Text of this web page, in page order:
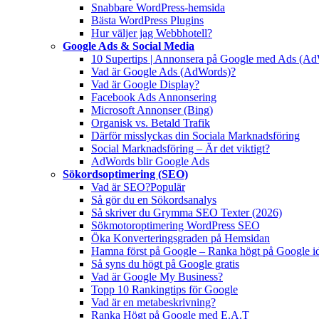
Snabbare WordPress-hemsida
Bästa WordPress Plugins
Hur väljer jag Webbhotell?
Google Ads & Social Media
10 Supertips | Annonsera på Google med Ads
Vad är Google Ads (AdWords)?
Vad är Google Display?
Facebook Ads Annonsering
Microsoft Annonser (Bing)
Organisk vs. Betald Trafik
Därför misslyckas din Sociala Marknadsföring
Social Marknadsföring – Är det viktigt?
AdWords blir Google Ads
Sökordsoptimering (SEO)
Vad är SEO?Populär
Så gör du en Sökordsanalys
Så skriver du Grymma SEO Texter (2026)
Sökmotoroptimering WordPress SEO
Öka Konverteringsgraden på Hemsidan
Hamna först på Google – Ranka högt på Google
Så syns du högt på Google gratis
Vad är Google My Business?
Topp 10 Rankingtips för Google
Vad är en metabeskrivning?
Ranka Högt på Google med E.A.T